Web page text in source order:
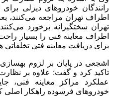
رانندگان خودروهای دیزلی
اطراف تهران مراجعه می‌کنند،
تهران سختگیرانه برخورد
اطراف معاینه فنی را بسیار
برای دریافت معاینه فتی
اشجعی در پایان بر لزوم
تاکید کرد و گفت: علاوه بر
عملکرد مراکز معاینه فنی،
خودروهای فرسوده راهکار